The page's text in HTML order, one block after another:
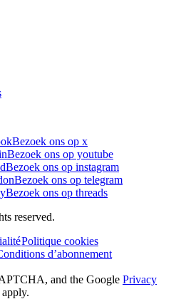
Bezoek ons op x
Bezoek ons op youtube
Bezoek ons op instagram
Bezoek ons op telegram
Bezoek ons op threads
reserved.
Politique cookies
d’abonnement
and the Google Privacy
apply.